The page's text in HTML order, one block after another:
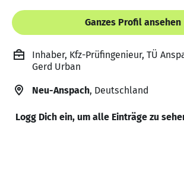
Ganzes Profil ansehen
Inhaber, Kfz-Prüfingenieur, TÜ
Gerd Urban
Neu-Anspach, Deutschland
Logg Dich ein, um alle Einträge zu